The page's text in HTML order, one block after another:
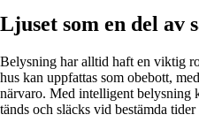
Ljuset som en del av
Belysning har alltid haft en viktig
hus kan uppfattas som obebott,
närvaro. Med intelligent belysning
tänds och släcks vid bestämda